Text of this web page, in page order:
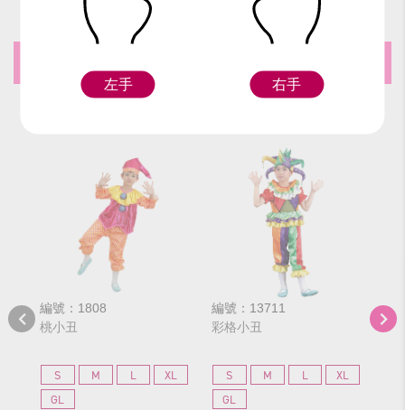
編號：1808
桃小丑
S M L
XL
GL
編號：13711
彩格小丑
S M L
XL
GL
編
小
左手 右手